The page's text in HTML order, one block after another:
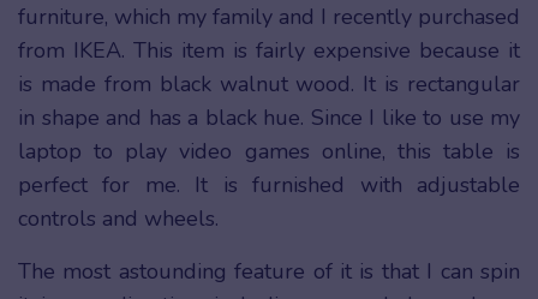
furniture, which my family and I recently purchased
from IKEA. This item is fairly expensive because it
is made from black walnut wood. It is rectangular
in shape and has a black hue. Since I like to use my
laptop to play video games online, this table is
perfect for me. It is furnished with adjustable
controls and wheels.
The most astounding feature of it is that I can spin